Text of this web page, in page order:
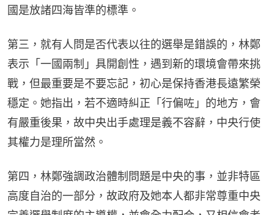
國是放諸四海皆準的標準。
第三，就有人問是否代表以往的選舉是錯誤的，林鄭
表示「一國兩制」具開創性，遇到新的環境會帶來挑
戰，但最重要是不要忘記，初心是保持香港長遠繁榮
穩定。她指出，若不適時糾正「行偏咗」的地方，會
有嚴重後果，故中央出手處理是義不容辭，中央行使
其權力是理所當然。
第四，林鄭強調政治體制問題是中央的事，並非特區
高度自治的一部分，故政府及她本人都非常尊重中央